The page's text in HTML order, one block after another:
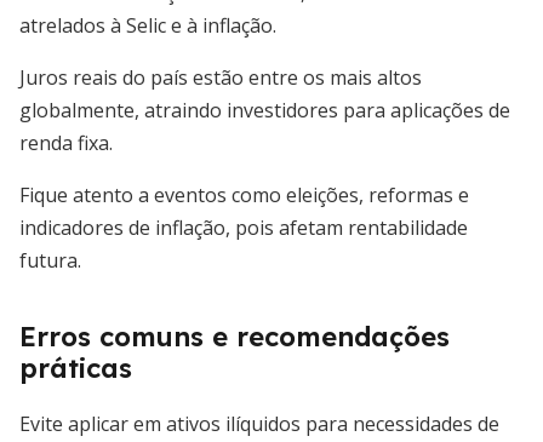
atrelados à Selic e à inflação.
Juros reais do país estão entre os mais altos
globalmente, atraindo investidores para aplicações de
renda fixa.
Fique atento a eventos como eleições, reformas e
indicadores de inflação, pois afetam rentabilidade
futura.
Erros comuns e recomendações
práticas
Evite aplicar em ativos ilíquidos para necessidades de